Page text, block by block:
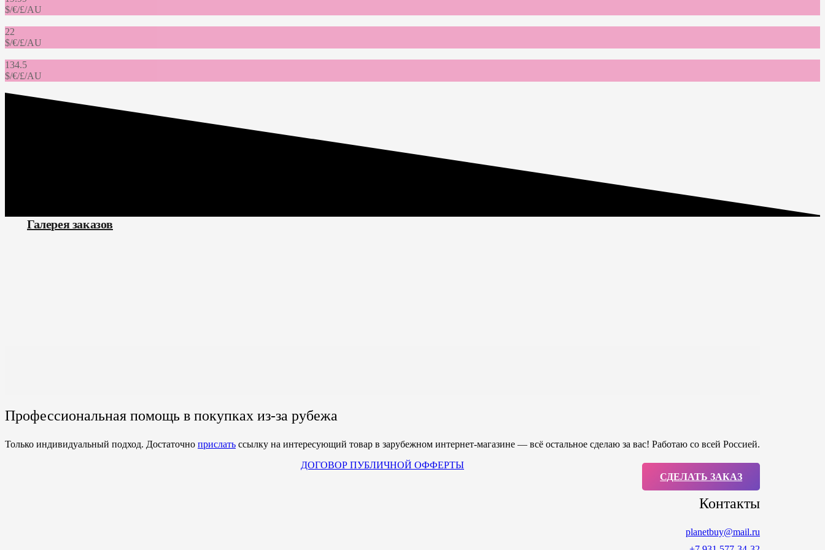
$/€/£/AU
22
$/€/£/AU
134.5
$/€/£/AU
Галерея заказов
Профессиональная помощь в покупках из-за рубежа
Только индивидуальный подход. Достаточно прислать ссылку на интересующий товар в зарубежном интернет-магазине — всё остальное сделаю за вас! Работаю со всей Россией.
ДОГОВОР ПУБЛИЧНОЙ ОФФЕРТЫ
СДЕЛАТЬ ЗАКАЗ
Контакты
planetbuy@mail.ru